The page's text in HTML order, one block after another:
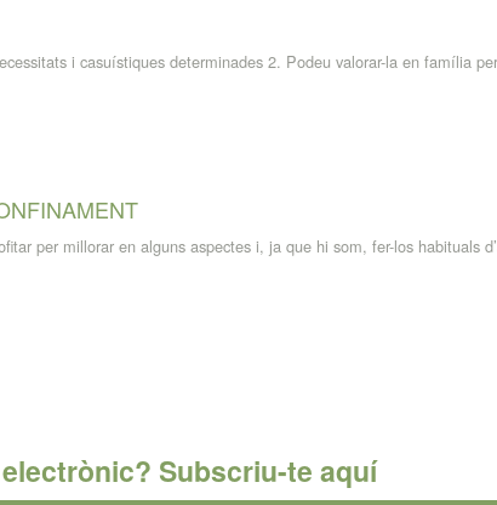
i casuístiques determinades 2. Podeu valorar-la en família
per millorar en alguns aspectes i, ja que hi som, fer-los habituals
Subscriu-te aquí